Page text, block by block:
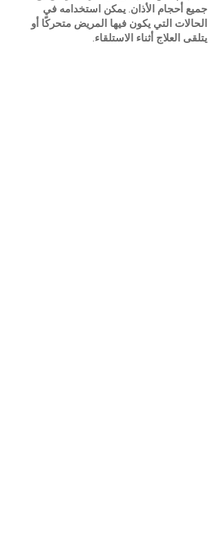
جميع أحجام الأذان. يمكن استخدامه في
الحالات التي يكون فيها المريض متحركًا أو
يتلقى العلاج أثناء الاستلقاء.